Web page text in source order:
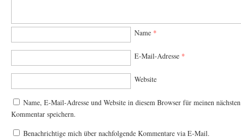
Name *
E-Mail-Adresse *
Website
Name, E-Mail-Adresse und Website in diesem Browser für meinen nächsten
Kommentar speichern.
Benachrichtige mich über nachfolgende Kommentare via E-Mail.